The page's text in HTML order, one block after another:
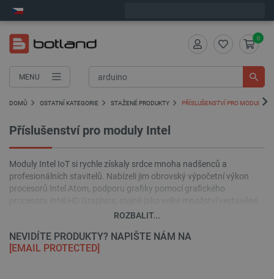
MENU
0
DOMŮ OSTATNÍ KATEGORIE STAŽENÉ PRODUKTY PŘÍSLUŠENSTVÍ PRO MODULY
Příslušenství pro moduly Intel
Moduly Intel IoT si rychle získaly srdce mnoha nadšenců a
profesionálních stavitelů. Nabízeli jim obrovský výpočetní výkon
procesorů Intel Atom, podporu grafiky pomocí grafického
paměti a široké možnosti bezdrátové komunikace WiFi / Bluetooth.
jiná vyhodnocovací sada, i minipočítače Intel potřebují k práci
základní příslušenství, které v této kategorii najdete v různých
ROZBALIT...
NEVIDÍTE PRODUKTY? NAPIŠTE NÁM NA
[EMAIL PROTECTED]